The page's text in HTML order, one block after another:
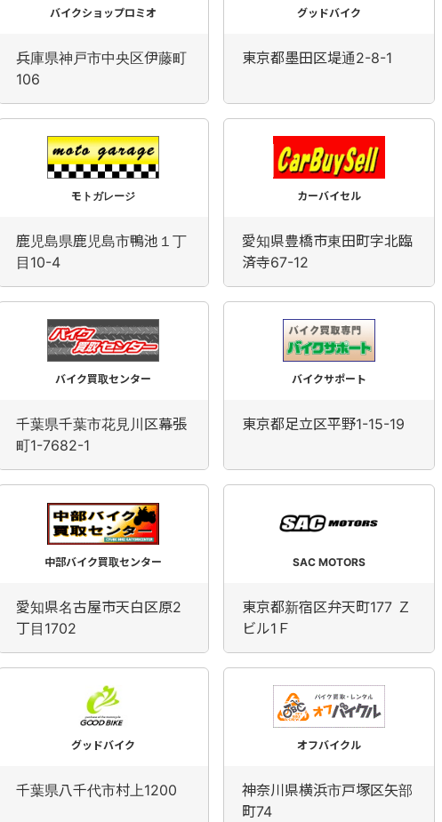
バイクショップロミオ
兵庫県神戸市中央区伊藤町
106
グッドバイク
東京都墨田区堤通2-8-1
モトガレージ
鹿児島県鹿児島市鴨池１丁
目10-4
カーバイセル
愛知県豊橋市東田町字北臨
済寺67-12
バイク買取センター
千葉県千葉市花見川区幕張
町1-7682-1
バイクサポート
東京都足立区平野1-15-19
中部バイク買取センター
愛知県名古屋市天白区原2
丁目1702
SAC MOTORS
東京都新宿区弁天町177 Ｚ
ビル1Ｆ
グッドバイク
千葉県八千代市村上1200
オフバイクル
神奈川県横浜市戸塚区矢部
町74